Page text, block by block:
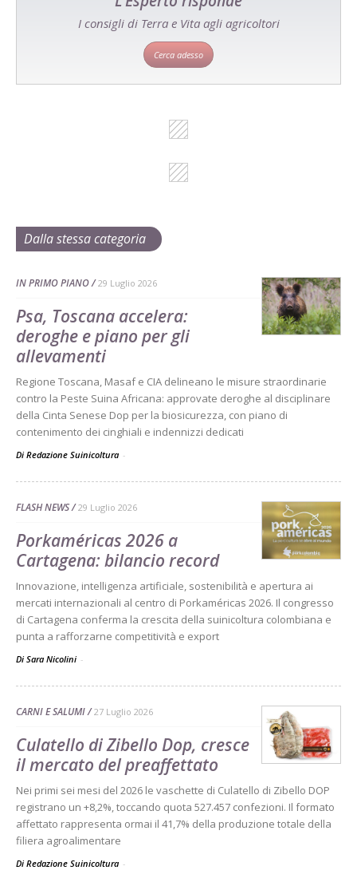
I consigli di Terra e Vita agli agricoltori
Cerca adesso
Dalla stessa categoria
IN PRIMO PIANO 29 Luglio 2026
Psa, Toscana accelera:
deroghe e piano per gli
allevamenti
Regione Toscana, Masaf e CIA delineano le misure straordinarie
contro la Peste Suina Africana: approvate deroghe al disciplinare
della Cinta Senese Dop per la biosicurezza, con piano di
contenimento dei cinghiali e indennizzi dedicati
Di Redazione Suinicoltura -
FLASH NEWS 29 Luglio 2026
Porkaméricas 2026 a
Cartagena: bilancio record
Innovazione, intelligenza artificiale, sostenibilità e apertura ai
mercati internazionali al centro di Porkaméricas 2026. Il congresso
di Cartagena conferma la crescita della suinicoltura colombiana e
punta a rafforzarne competitività e export
Di Sara Nicolini -
CARNI E SALUMI 27 Luglio 2026
Culatello di Zibello Dop, cresce
il mercato del preaffettato
Nei primi sei mesi del 2026 le vaschette di Culatello di Zibello DOP
registrano un +8,2%, toccando quota 527.457 confezioni. Il formato
affettato rappresenta ormai il 41,7% della produzione totale della
filiera agroalimentare
Di Redazione Suinicoltura -